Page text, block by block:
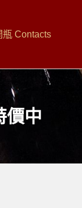
瓶 Contacts
價中